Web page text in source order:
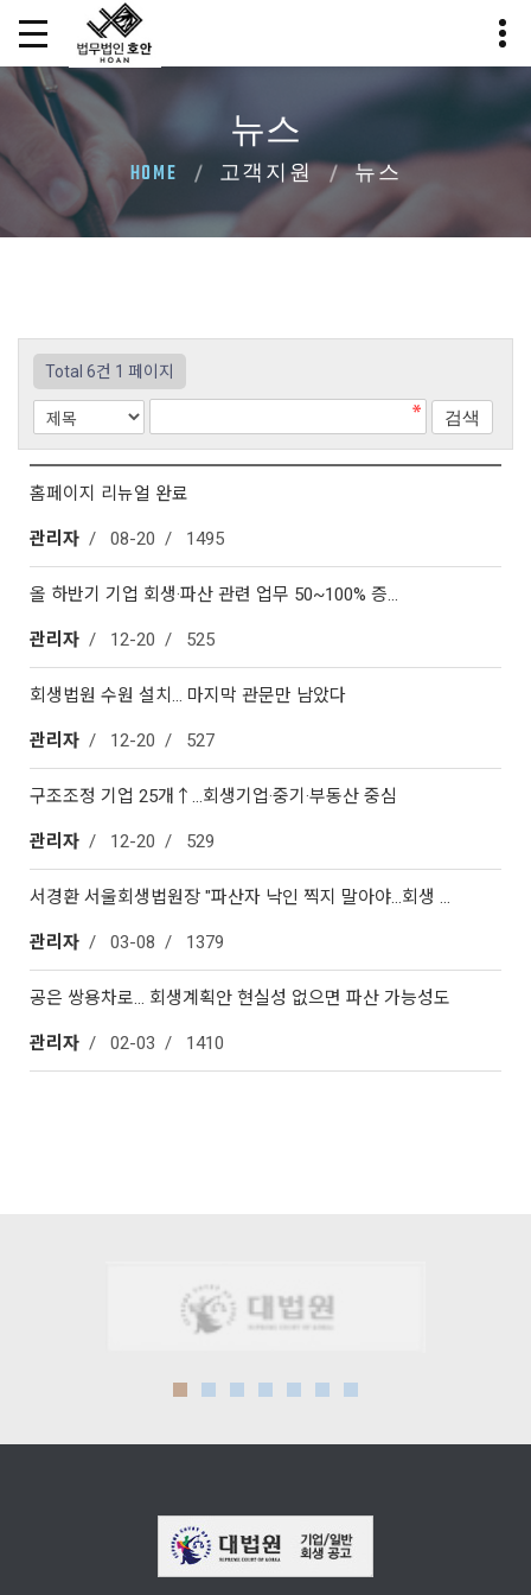
뉴스
HOME 고객지원 뉴스
Total 6건 1 페이지
홈페이지 리뉴얼 완료
관리자 08-20 1495
올 하반기 기업 회생·파산 관련 업무 50~100% 증…
관리자 12-20 525
회생법원 수원 설치… 마지막 관문만 남았다
관리자 12-20 527
구조조정 기업 25개↑…회생기업·중기·부동산 중심
관리자 12-20 529
서경환 서울회생법원장 "파산자 낙인 찍지 말아야…회생 …
관리자 03-08 1379
공은 쌍용차로… 회생계획안 현실성 없으면 파산 가능성도
관리자 02-03 1410